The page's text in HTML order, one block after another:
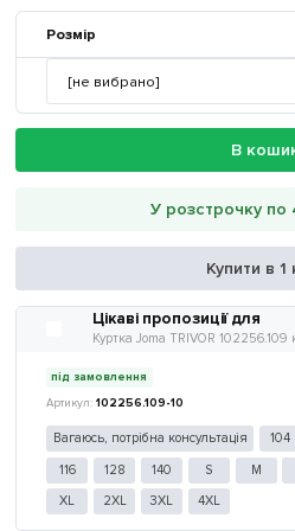
Розмір
В
У розстрочку по
Купити в 1
Цікаві пропозиції для
Куртка Joma TRIVOR
під замовлення
102256.109-10
Вагаюсь, потрібна консультація 104
116 128 140 S M
XL 2XL 3XL 4XL